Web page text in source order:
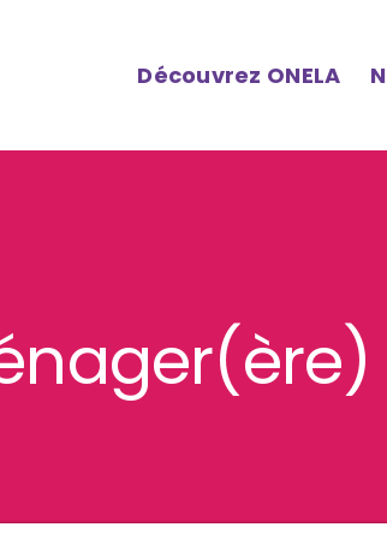
Découvrez ONELA